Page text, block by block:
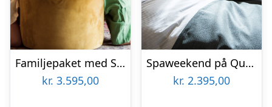
Familjepaket med Spa Elite Hotel Brage
kr. 3.595,00
Spaweekend på Quality Hotel The Box
kr. 2.395,00